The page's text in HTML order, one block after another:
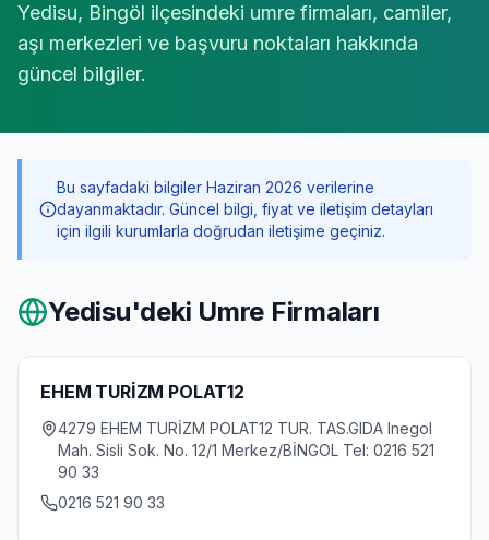
Yedisu, Bingöl ilçesindeki umre firmaları, camiler,
aşı merkezleri ve başvuru noktaları hakkında
güncel bilgiler.
Bu sayfadaki bilgiler Haziran 2026 verilerine
dayanmaktadır. Güncel bilgi, fiyat ve iletişim detayları
için ilgili kurumlarla doğrudan iletişime geçiniz.
Yedisu'deki Umre Firmaları
EHEM TURİZM POLAT12
4279 EHEM TURİZM POLAT12 TUR. TAS.GIDA Inegol
Mah. Sisli Sok. No. 12/1 Merkez/BİNGOL Tel: 0216 521
90 33
0216 521 90 33